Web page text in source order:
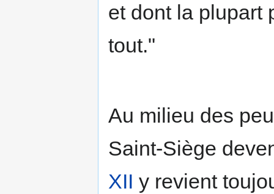
et dont la plupart
tout."
Au milieu des
Saint-Siège
XII y revient